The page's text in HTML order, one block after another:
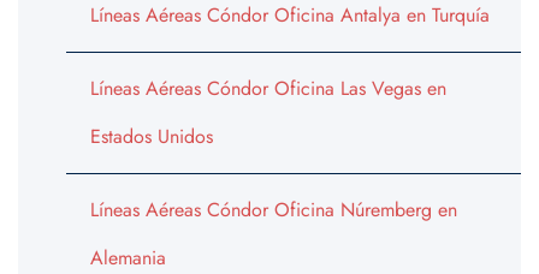
Líneas Aéreas Cóndor Oficina Antalya en Turquía
Líneas Aéreas Cóndor Oficina Las Vegas en
Estados Unidos
Líneas Aéreas Cóndor Oficina Núremberg en
Alemania